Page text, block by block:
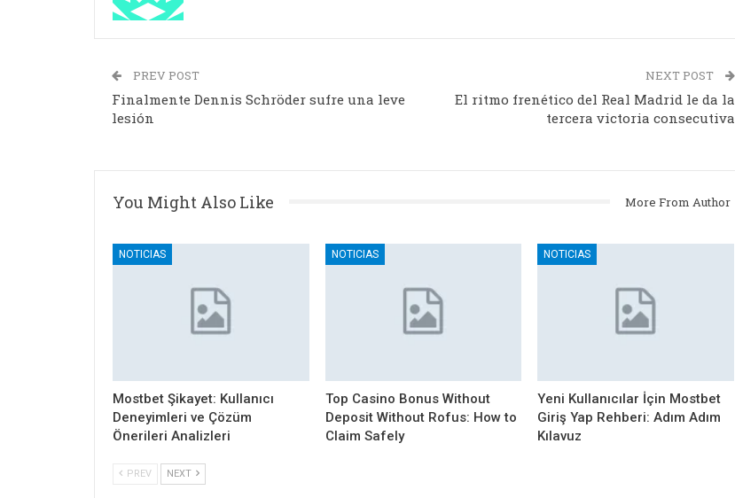
PREV POST
Finalmente Dennis Schröder sufre una leve
lesión
NEXT POST
El ritmo frenético del Real Madrid le da la
tercera victoria consecutiva
You Might Also Like More From Author
NOTICIAS
Mostbet Şikayet: Kullanıcı
Deneyimleri ve Çözüm
Önerileri Analizleri
NOTICIAS
Top Casino Bonus Without
Deposit Without Rofus: How to
Claim Safely
NOTICIAS
Yeni Kullanıcılar İçin Mostbet
Giriş Yap Rehberi: Adım Adım
Kılavuz
PREV NEXT